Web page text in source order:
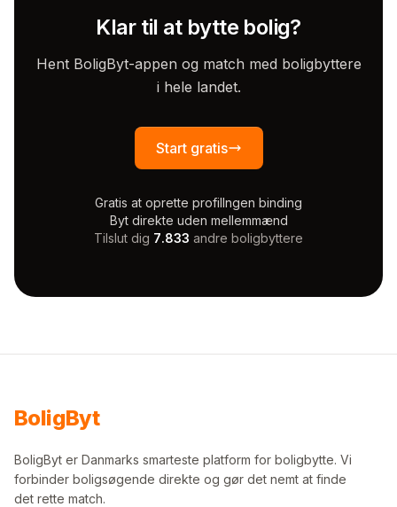
Klar til at bytte bolig?
Hent BoligByt-appen og match med boligbyttere
i hele landet.
Start gratis
Gratis at oprette profilIngen binding
Byt direkte uden mellemmænd
Tilslut dig 7.833 andre boligbyttere
BoligByt
BoligByt er Danmarks smarteste platform for boligbytte. Vi
forbinder boligsøgende direkte og gør det nemt at finde
det rette match.